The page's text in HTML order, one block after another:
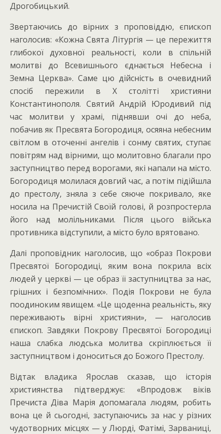
Дрогобицький.
Звертаючись до вірних з проповіддю, єпископ
наголосив: «Кожна Свята Літургія — це пережиття
глибокої духовної реальності, коли в спільній
молитві до Всевишнього єднається Небесна і
Земна Церква». Саме цю дійсність в очевидний
спосіб пережили в Х столітті християни
Константинополя. Святий Андрій Юродивий під
час молитви у храмі, піднявши очі до неба,
побачив як Пресвята Богородиця, осяяна небесним
світлом в оточенні ангелів і сонму святих, ступає
повітрям над вірними, що молитовно благали про
заступництво перед ворогами, які напали на місто.
Богородиця молилася довгий час, а потім підійшла
до престолу, зняла з себе сяюче покривало, яке
носила на Пречистій Своїй голові, й розпростерла
його над молільниками. Після цього війська
противника відступили, а місто було врятовано.
Далі проповідник наголосив, що «образ Покрови
Пресвятої Богородиці, яким вона покрила всіх
людей у церкві — це образ її заступництва за нас,
грішних і безпомічних». Подія Покрови не була
поодиноким явищем. «Це щоденна реальність, яку
переживають вірні християни», — наголосив
єпископ. Завдяки Покрову Пресвятої Богородиці
наша слабка людська молитва скріплюється її
заступництвом і доноситься до Божого Престолу.
Відтак владика Ярослав сказав, що історія
християнства підтверджує: «Впродовж віків
Пречиста Діва Марія допомагала людям, робить
вона це й сьогодні, заступаючись за нас у різних
чудотворних місцях — у Люрді, Фатімі, Зарваниці,